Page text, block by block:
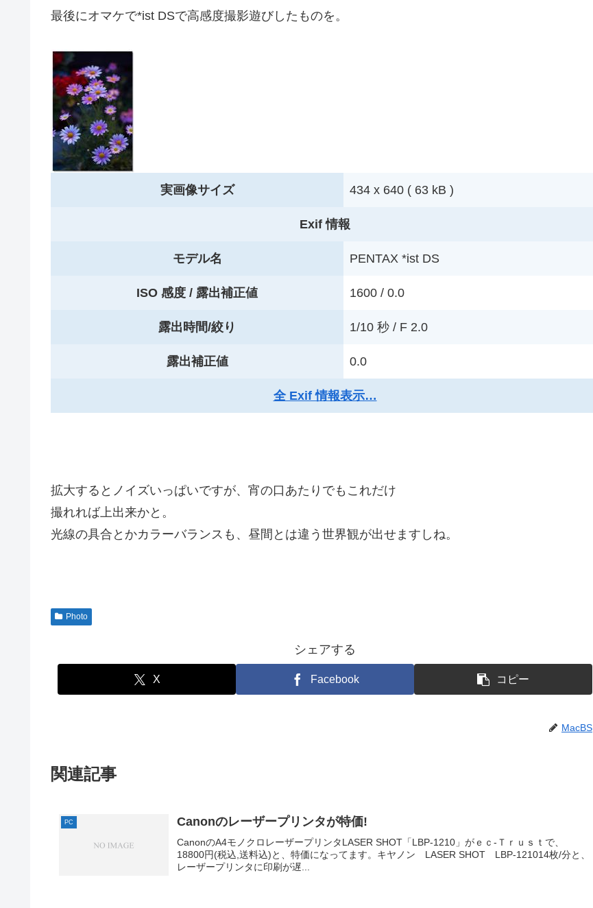
最後にオマケで*ist DSで高感度撮影遊びしたものを。
実画像サイズ 434 x 640 ( 63 kB )
Exif 情報
モデル名 PENTAX *ist DS
ISO 感度 / 露出補正値 1600 / 0.0
露出時間/絞り 1/10 秒 / F 2.0
露出補正値 0.0
全 Exif 情報表示…
拡大するとノイズいっぱいですが、宵の口あたりでもこれだけ
撮れれば上出来かと。
光線の具合とかカラーバランスも、昼間とは違う世界観が出せますしね。
Photo
シェアする
X Facebook コピー
MacBS
関連記事
PC Canonのレーザープリンタが特価!
CanonのA4モノクロレーザープリンタLASER SHOT「LBP-1210」がｅｃ-Ｔｒｕｓｔで、
18800円(税込,送料込)と、特価になってます。キヤノン LASER SHOT LBP-121014枚/分と、
レーザープリンタに印刷が遅...